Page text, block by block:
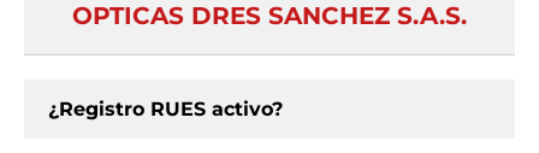
OPTICAS DRES SANCHEZ S.A.S.
¿Registro RUES activo?